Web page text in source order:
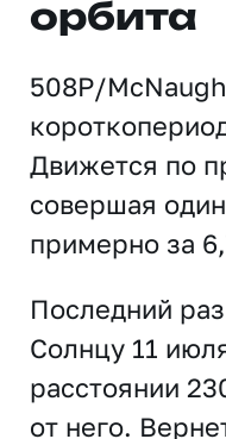
орбита
508P/
Движется по
совершая
примерно за
Последний
Солнцу 11
расстоянии
от него.